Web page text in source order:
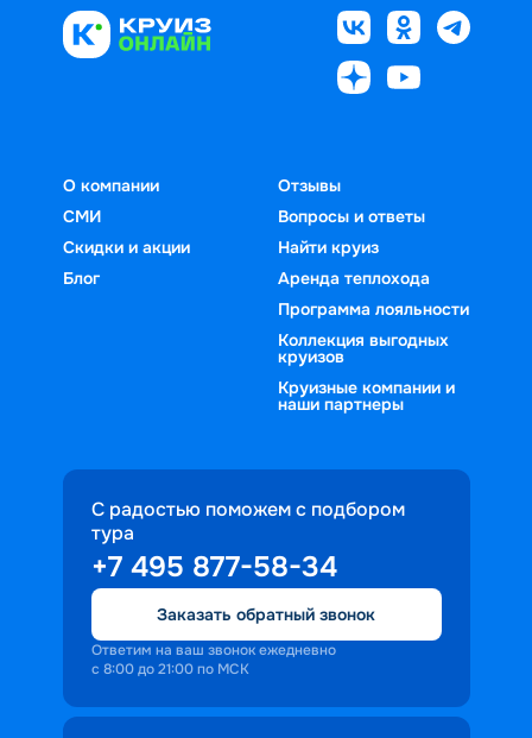
О компании
СМИ
Скидки и акции
Блог
Отзывы
Вопросы и ответы
Найти круиз
Аренда теплохода
Программа лояльности
Коллекция выгодных
круизов
Круизные компании и
наши партнеры
С радостью поможем с подбором
тура
+7 495 877-58-34
Заказать обратный звонок
Ответим на ваш звонок ежедневно
с 8:00 до 21:00 по МСК